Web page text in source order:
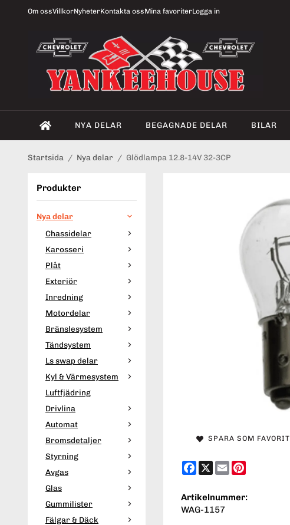
Om ossVillkorNyheterKontakta ossMina favoriterLogga in
NYA DELAR BEGAGNADE DELAR BILAR
Startsida / Nya delar / Glödlampa 12.8-14V 32-3CP
Produkter
Nya delar
Chassidelar
Karosseri
Plåt
Exteriör
Inredning
Motordelar
Bränslesystem
Tändsystem
Ls swap delar
Kyl & Värmesystem
Luftfjädring
Drivlina
Automat
Bromsdetaljer
Styrning
Avgas
Glas
Gummilister
Fälgar & Däck
SPARA SOM FAVORIT
Facebook
X Email
Artikelnummer:
WAG-1157